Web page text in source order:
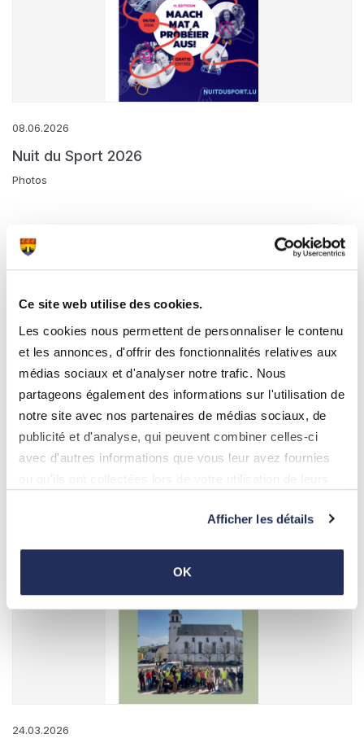
Ce site web utilise des cookies.
Les cookies nous permettent de personnaliser le contenu
et les annonces, d'offrir des fonctionnalités relatives aux
médias sociaux et d'analyser notre trafic. Nous
partageons également des informations sur l'utilisation de
notre site avec nos partenaires de médias sociaux, de
publicité et d'analyse, qui peuvent combiner celles-ci
avec d'autres informations que vous leur avez fournies
Afficher les détails
OK
08.06.2026
Nuit du Sport 2026
Photos
17.04.2026
Infoversammlung iwwer d'asiatesch Horniss
15/04/2026
Photos
24.03.2026